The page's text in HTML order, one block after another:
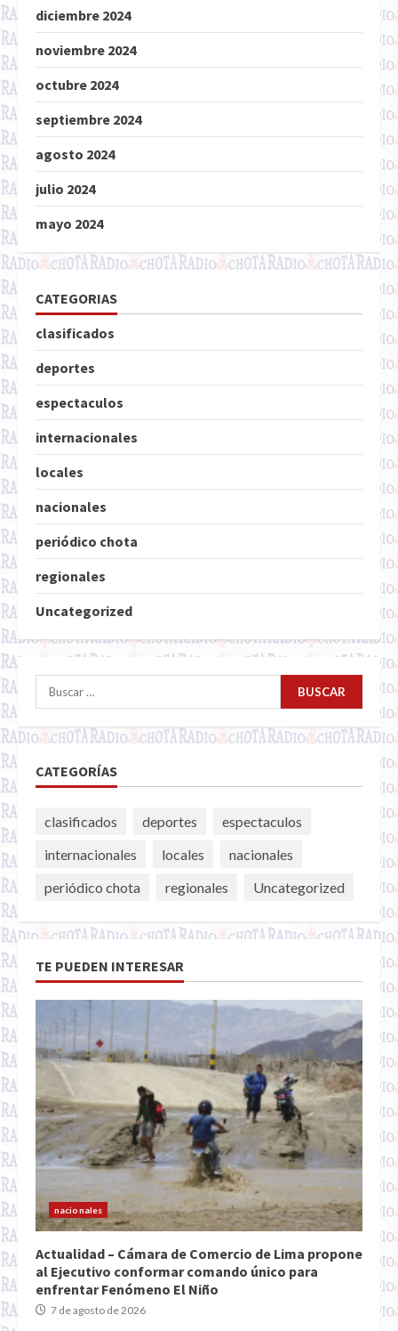
diciembre 2024
noviembre 2024
octubre 2024
septiembre 2024
agosto 2024
julio 2024
mayo 2024
CATEGORIAS
clasificados
deportes
espectaculos
internacionales
locales
nacionales
periódico chota
regionales
Uncategorized
Buscar:
CATEGORÍAS
clasificados deportes
espectaculos
internacionales
locales
nacionales
periódico chota
regionales Uncategorized
TE PUEDEN INTERESAR
nacionales
Actualidad – Cámara de Comercio de Lima propone
al Ejecutivo conformar comando único para
enfrentar Fenómeno El Niño
7 de agosto de 2026